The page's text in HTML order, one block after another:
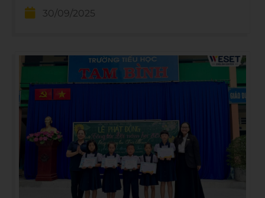
lan tỏa tinh thần học tập và nâng cao ngoại ngữ.
30/09/2025